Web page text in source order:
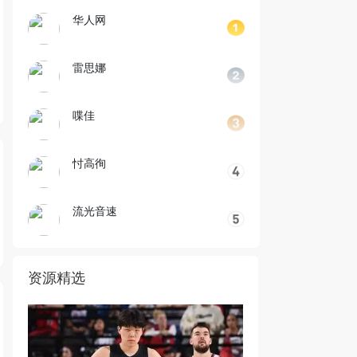
华人网
雷思娜
喋佳
忖高徇
流光音速
资源精选